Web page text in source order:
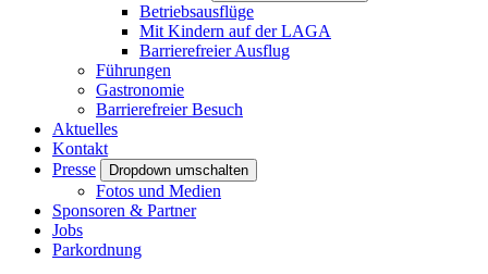
Betriebsausflüge
Mit Kindern auf der LAGA
Barrierefreier Ausflug
Führungen
Gastronomie
Barrierefreier Besuch
Aktuelles
Kontakt
Presse
Dropdown umschalten
Fotos und Medien
Sponsoren & Partner
Jobs
Parkordnung